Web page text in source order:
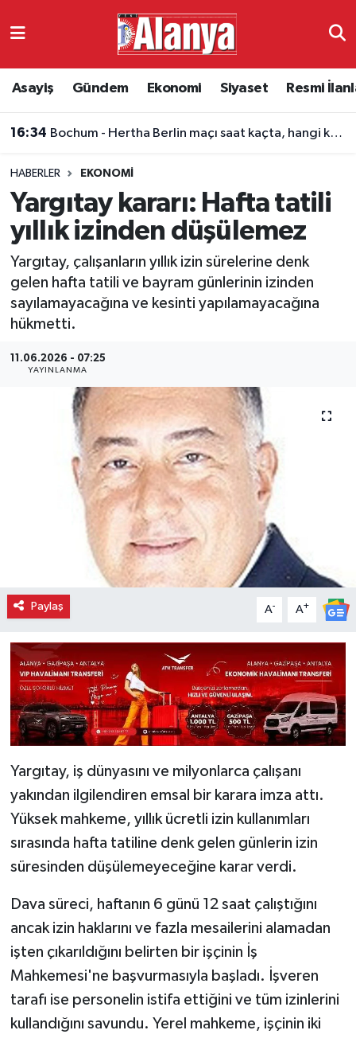
Asayiş Gündem Ekonomi Siyaset Resmi
16:34 Bochum - Hertha Berlin maçı saat kaçta, hangi kanalda?
HABERLER EKONOMI
Yargıtay kararı: Hafta tatili
yıllık izinden düşülemez
Yargıtay, çalışanların yıllık izin sürelerine denk
gelen hafta tatili ve bayram günlerinin izinden
sayılamayacağına ve kesinti yapılamayacağına
hükmetti.
11.06.2026 - 07:25
YAYINLANMA
Paylaş A- A+
Yargıtay, iş dünyasını ve milyonlarca çalışanı
yakından ilgilendiren emsal bir karara imza attı.
Yüksek mahkeme, yıllık ücretli izin kullanımları
sırasında hafta tatiline denk gelen günlerin izin
süresinden düşülemeyeceğine karar verdi.
Dava süreci, haftanın 6 günü 12 saat çalıştığını
ancak izin haklarını ve fazla mesailerini alamadan
işten çıkarıldığını belirten bir işçinin İş
Mahkemesi'ne başvurmasıyla başladı. İşveren
tarafı ise personelin istifa ettiğini ve tüm izinlerini
kullandığını savundu. Yerel mahkeme, işçinin iki
Ekonomi
Resmi İlanlar
Alanyaspor
Turizm
Antalya Namaz Vakitleri
Süper Lig Puan Durumu ve Fikstür
Tüm Manşetler
Son Dakika Haberleri